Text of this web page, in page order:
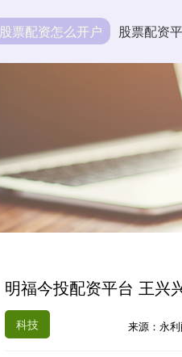
股票配资怎么开户 股票配资
明福今投配资平台 王兴
科技 来源：永